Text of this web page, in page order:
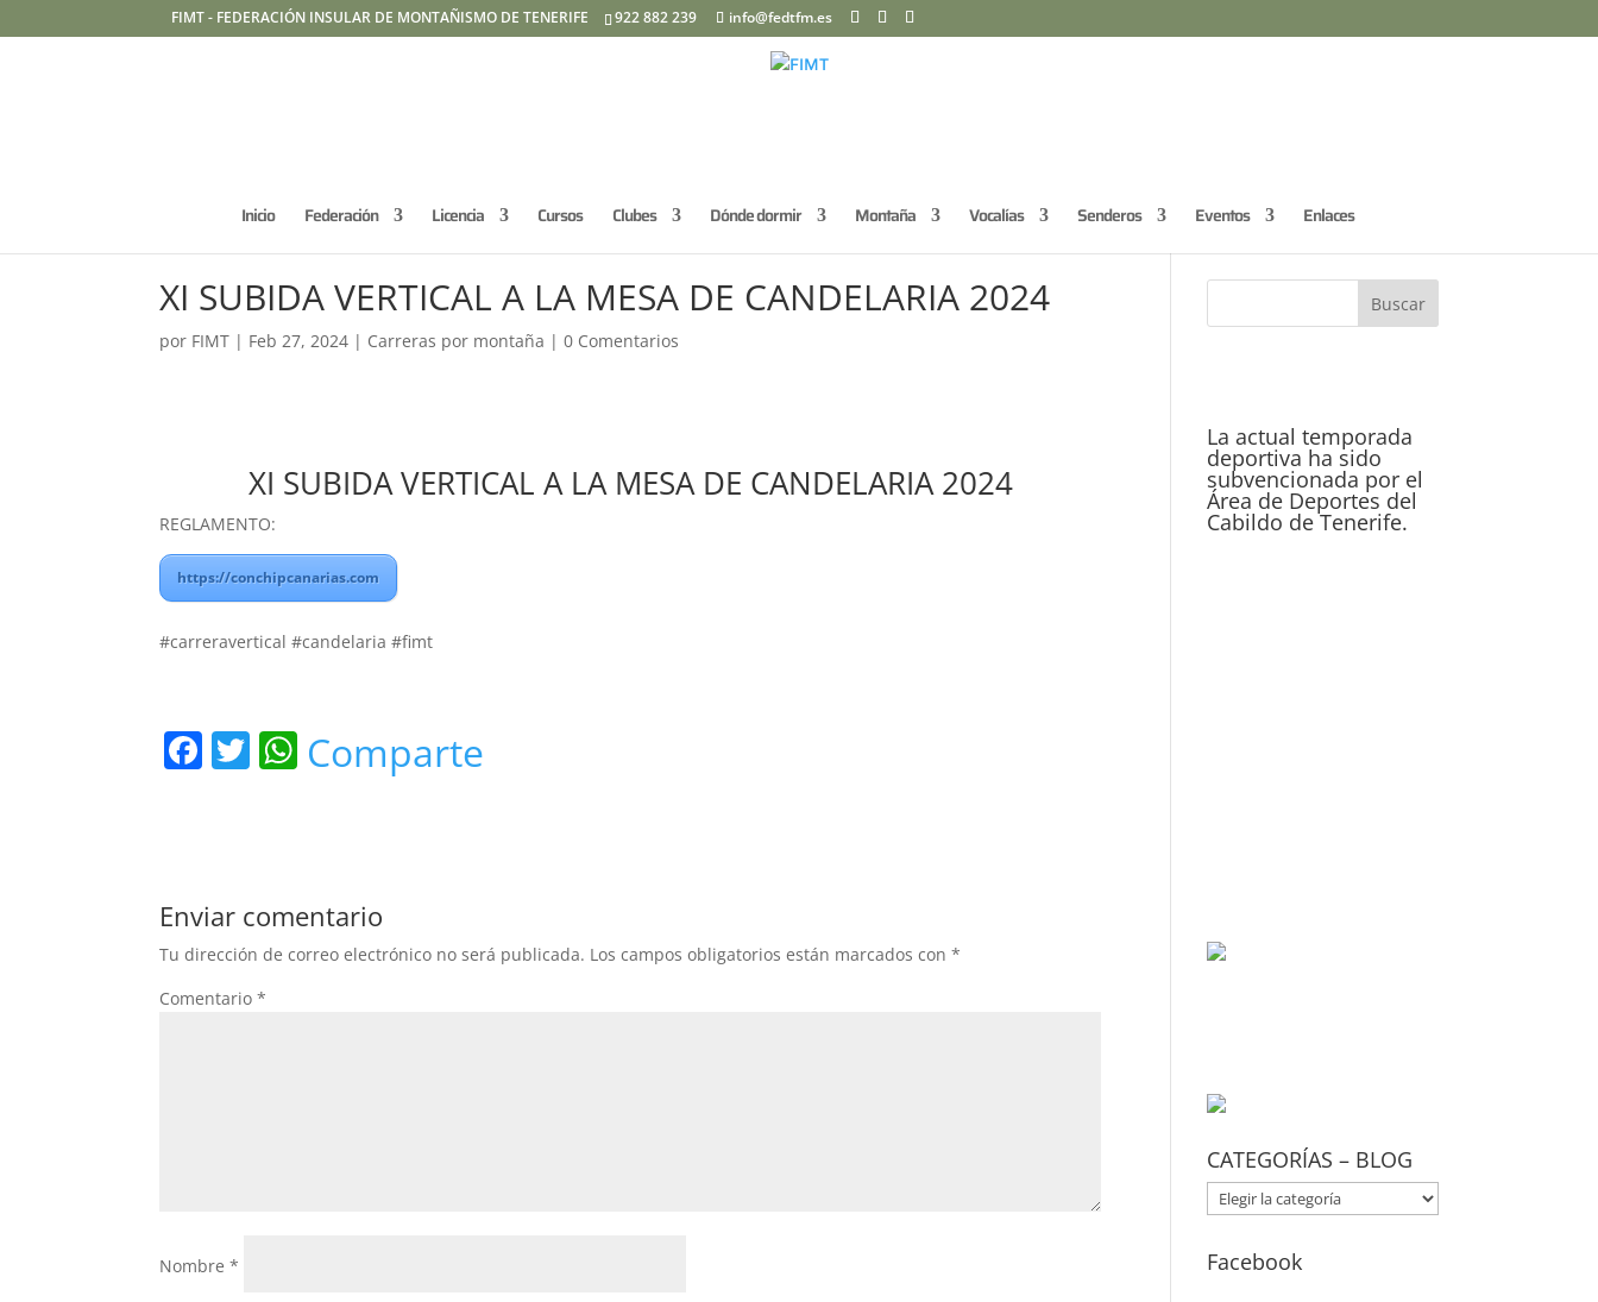
FIMT - FEDERACIÓN INSULAR DE MONTAÑISMO DE TENERIFE 922 882 239 info@fedtfm.es
Inicio Federación Licencia Cursos Clubes Dónde dormir Montaña Vocalías Senderos Eventos Enlaces
XI SUBIDA VERTICAL A LA MESA DE CANDELARIA 2024
por FIMT | Feb 27, 2024 | Carreras por montaña |0 Comentarios
XI SUBIDA VERTICAL A LA MESA DE CANDELARIA 2024
REGLAMENTO:
https://conchipcanarias.com
#carreravertical #candelaria #fimt
F
b
o
o
k
T W
A
p
p
Comparte
Enviar comentario
Tu dirección de correo electrónico no será publicada. Los campos obligatorios están marcados con*
Comentario*
Nombre*
La actual temporada
deportiva ha sido
subvencionada por el
Área de Deportes del
Cabildo de Tenerife.
CATEGORÍAS – BLOG
CATEGORÍAS
–
BLOG
Facebook